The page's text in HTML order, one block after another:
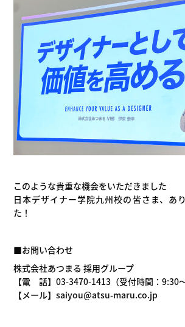
このような貴重な機会をいただきました
日本デザイナー学院九州校の皆さま、あ
た！
■お問い合わせ
株式会社あつまる 採用グループ
【電 話】03-3470-1413（受付時間：9:30
【メール】saiyou@atsu-maru.co.jp